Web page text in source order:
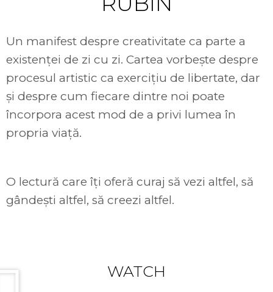
Un manifest despre creativitate ca parte a
existenței de zi cu zi. Cartea vorbește despre
procesul artistic ca exercițiu de libertate, dar
și despre cum fiecare dintre noi poate
încorpora acest mod de a privi lumea în
propria viață.
O lectură care îți oferă curaj să vezi altfel, să
gândești altfel, să creezi altfel.
WATCH